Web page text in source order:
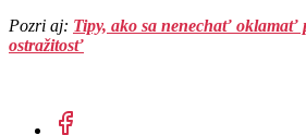
Pozri aj: Tipy, ako sa nenechať oklamať
ostražitosť